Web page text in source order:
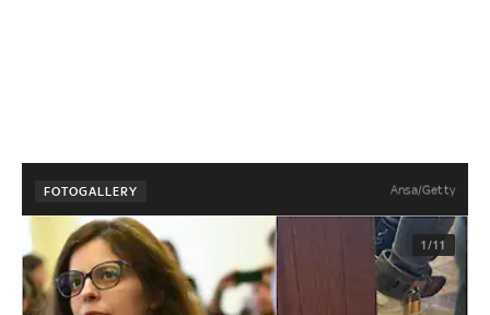
FOTOGALLERY Ansa/Getty
1/11